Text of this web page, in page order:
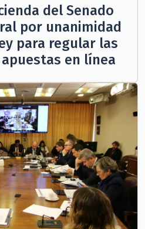
del Senado
por unanimidad
para regular las
en línea